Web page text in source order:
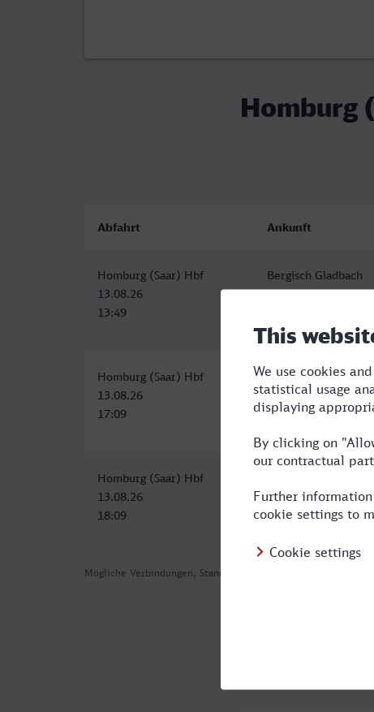
Homburg
Mögliche Verbindungen, Stand: 2026-07-30 13:35
Abfahrt Ankunft
Homburg (Saar) Hbf
13.08.26
13:49
Bergisch Gladbach
13.08.26
Homburg (Saar) Hbf
13.08.26
17:09
S-Bahnhof, Bergisch
13.08.26
22:49
Homburg (Saar) Hbf
13.08.26
18:09
13.08.26
22:49